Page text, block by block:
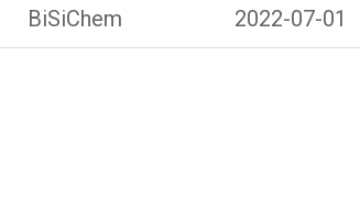
BiSiChem 2022-07-01